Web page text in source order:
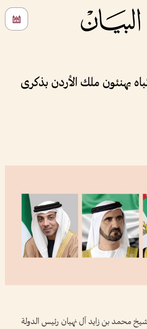
يهنئون ملك الأردن بذكرى
محمد بن زايد آل نهيان رئيس الدولة